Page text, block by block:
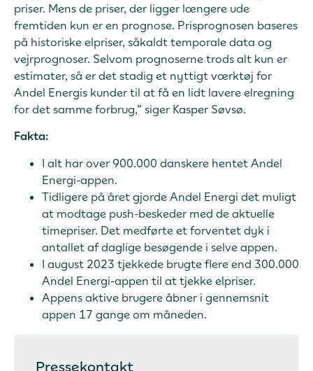
priser. Mens de priser, der ligger længere ude
fremtiden kun er en prognose. Prisprognosen baseres
på historiske elpriser, såkaldt temporale data og
vejrprognoser. Selvom prognoserne trods alt kun er
estimater, så er det stadig et nyttigt værktøj for
Andel Energis kunder til at få en lidt lavere elregning
for det samme forbrug,” siger Kasper Søvsø.
Fakta:
I alt har over 900.000 danskere hentet Andel
Energi-appen.
Tidligere på året gjorde Andel Energi det muligt
at modtage push-beskeder med de aktuelle
timepriser. Det medførte et forventet dyk i
antallet af daglige besøgende i selve appen.
I august 2023 tjekkede brugte flere end 300.000
Andel Energi-appen til at tjekke elpriser.
Appens aktive brugere åbner i gennemsnit
appen 17 gange om måneden.
Pressekontakt